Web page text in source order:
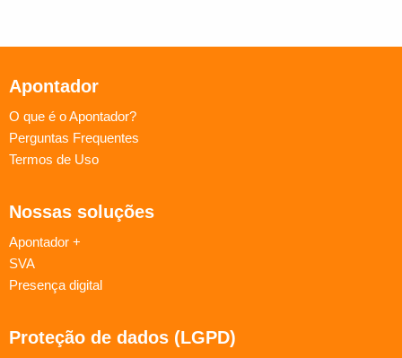
Apontador
O que é o Apontador?
Perguntas Frequentes
Termos de Uso
Nossas soluções
Apontador +
SVA
Presença digital
Proteção de dados (LGPD)